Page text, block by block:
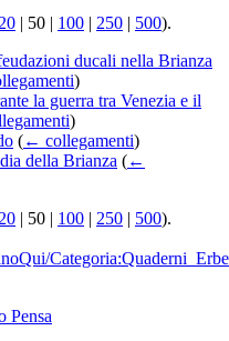
20 | 50 | 100 | 250 | 500).
ducali nella Brianza
)
la guerra tra Venezia e il
)
(← collegamenti)
della Brianza (←
20 | 50 | 100 | 250 | 500).
Pensa